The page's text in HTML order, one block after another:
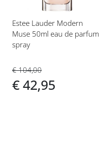
Estee Lauder Modern
Muse 50ml eau de parfum
spray
€ 104,00
€ 42,95